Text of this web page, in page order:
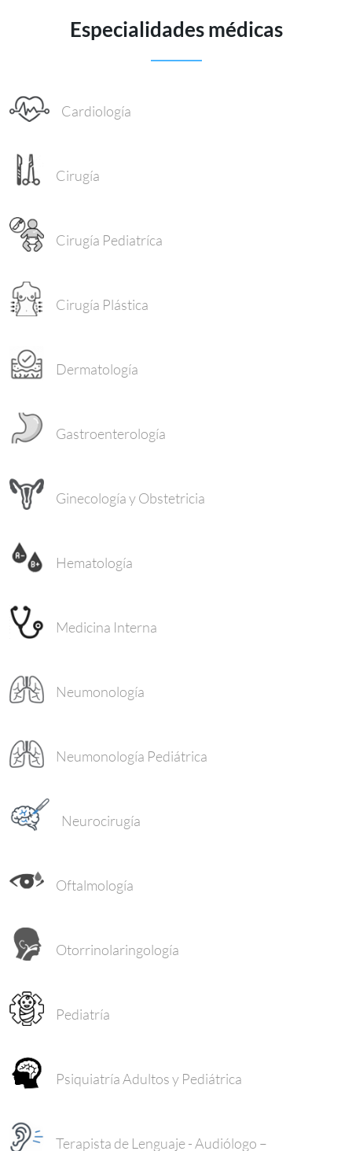
Especialidades médicas
Cardiología
Cirugía
Cirugía Pediatríca
Cirugía Plástica
Dermatología
Gastroenterología
Ginecología y Obstetricia
Hematología
Medicina Interna
Neumonología
Neumonología Pediátrica
Neurocirugía
Oftalmología
Otorrinolaringología
Pediatría
Psiquiatría Adultos y Pediátrica
Terapista de Lenguaje - Audiólogo –